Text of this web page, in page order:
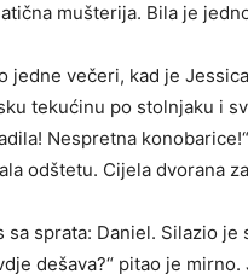
mušterija. Bila je
jedne večeri, kad je
tekućinu po stolnjaku i
Nespretna
odštetu. Cijela dvorana
sa sprata: Daniel. Silazio
dešava?“ pitao je